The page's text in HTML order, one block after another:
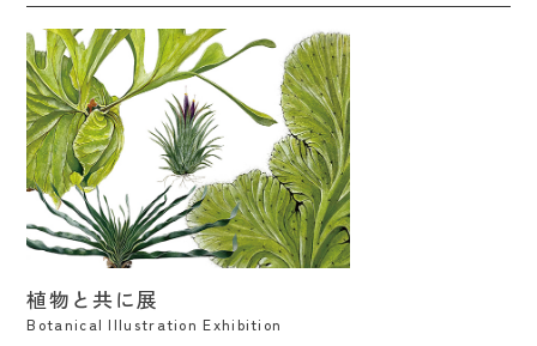
植物と共に展
Botanical Illustration Exhibition